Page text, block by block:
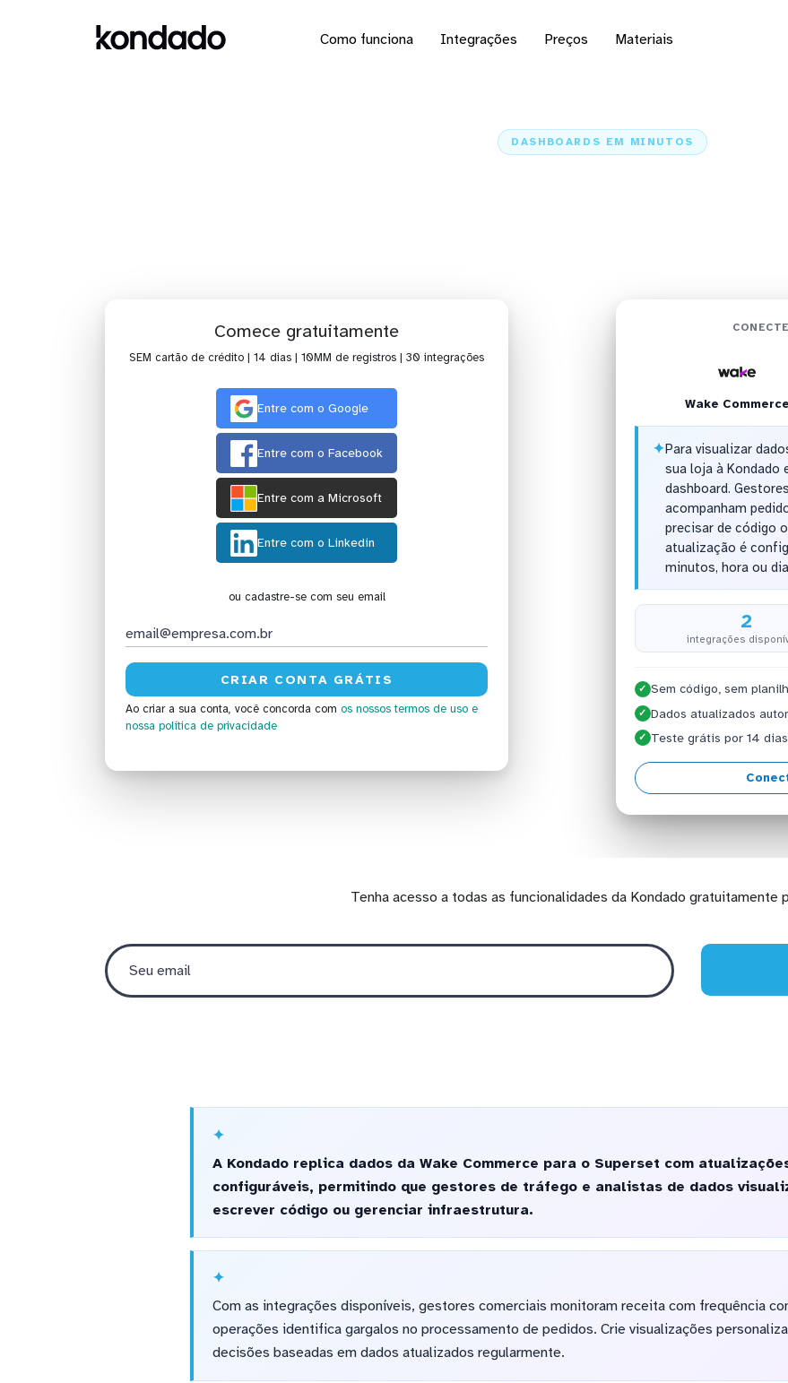
Como funciona Integrações Preços Materiais
DASHBOARDS EM MINUTOS
Comece gratuitamente
SEM cartão de crédito | 14 dias | 10MM de registros | 30 integrações
Entre com o Google
Entre com o Facebook
Entre com a Microsoft
Entre com o Linkedin
ou cadastre-se com seu email
Ao criar a sua conta, você concorda com os nossos termos de uso e
nossa política de privacidade
Wake Commerce
✦Para visualizar
sua loja à Kondado
dashboard.
acompanham
precisar de código
atualização é
minutos, hora ou
2
integrações
✓ Sem código, sem
✓ Dados atualizados
✓ Teste grátis por 14 dias
Tenha acesso a todas as funcionalidades da Kondado gratuitamente
A Kondado replica dados da Wake Commerce para o Superset com
configuráveis, permitindo que gestores de tráfego e analistas de dados
escrever código ou gerenciar infraestrutura.
Com as integrações disponíveis, gestores comerciais monitoram receita com frequência
operações identifica gargalos no processamento de pedidos. Crie visualizações
decisões baseadas em dados atualizados regularmente.